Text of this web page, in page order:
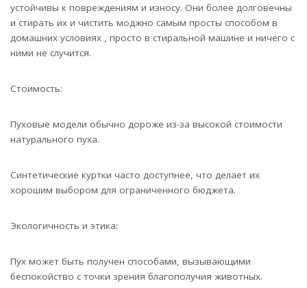
устойчивы к повреждениям и износу. Они более долговечны
и стирать их и чистить моджно самым просты способом в
домашних условиях , просто в стиральной машине и ничего с
ними не случится.
Стоимость:
Пуховые модели обычно дороже из-за высокой стоимости
натурального пуха.
Синтетические куртки часто доступнее, что делает их
хорошим выбором для ограниченного бюджета.
Экологичность и этика:
Пух может быть получен способами, вызывающими
беспокойство с точки зрения благополучия животных.